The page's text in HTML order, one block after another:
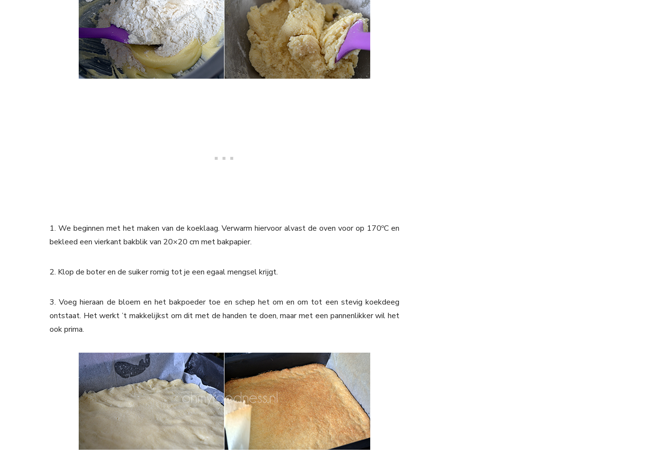
1. We beginnen met het maken van de koeklaag. Verwarm hiervoor alvast de oven voor op 170ºC en
bekleed een vierkant bakblik van 20×20 cm met bakpapier.
2. Klop de boter en de suiker romig tot je een egaal mengsel krijgt.
3. Voeg hieraan de bloem en het bakpoeder toe en schep het om en om tot een stevig koekdeeg
ontstaat. Het werkt ’t makkelijkst om dit met de handen te doen, maar met een pannenlikker wil het
ook prima.